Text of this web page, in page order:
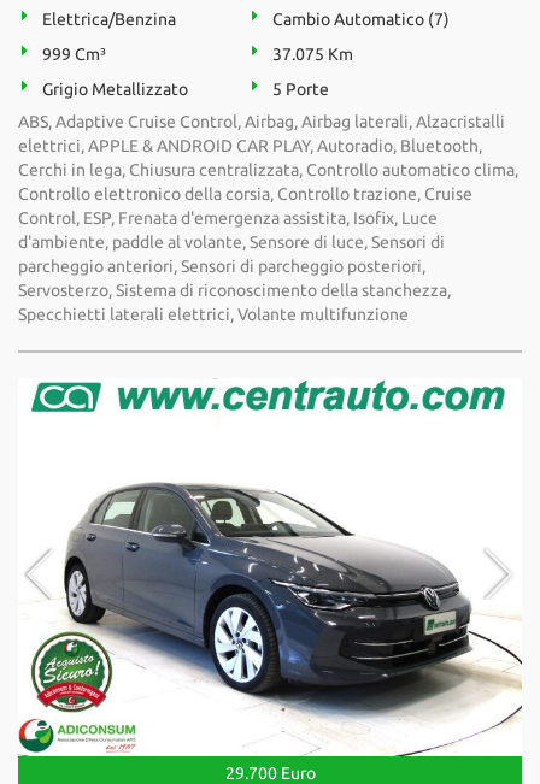
Elettrica/Benzina
Cambio Automatico (7)
999 Cm³
37.075 Km
Grigio Metallizzato
5 Porte
ABS, Adaptive Cruise Control, Airbag, Airbag laterali, Alzacristalli
elettrici, APPLE & ANDROID CAR PLAY, Autoradio, Bluetooth,
Cerchi in lega, Chiusura centralizzata, Controllo automatico clima,
Controllo elettronico della corsia, Controllo trazione, Cruise
Control, ESP, Frenata d'emergenza assistita, Isofix, Luce
d'ambiente, paddle al volante, Sensore di luce, Sensori di
parcheggio anteriori, Sensori di parcheggio posteriori,
Servosterzo, Sistema di riconoscimento della stanchezza,
Specchietti laterali elettrici, Volante multifunzione
29.700 Euro